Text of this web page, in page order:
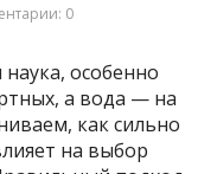
0
особенно
а вода — на
как сильно
на выбор